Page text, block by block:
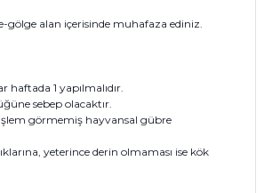
gölge alan içerisinde muhafaza ediniz.
1 yapılmalıdır.
sebep olacaktır.
işlem görmemiş hayvansal gübre
yeterince derin olmaması ise kök